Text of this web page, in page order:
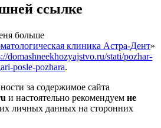
ссылке
больше
клиника Астра-Дент»
domashneekhozyajstvo.ru/stati/pozhar-
posle-pozhara.
за содержимое сайта
и настоятельно рекомендуем не
личных данных на сторонних